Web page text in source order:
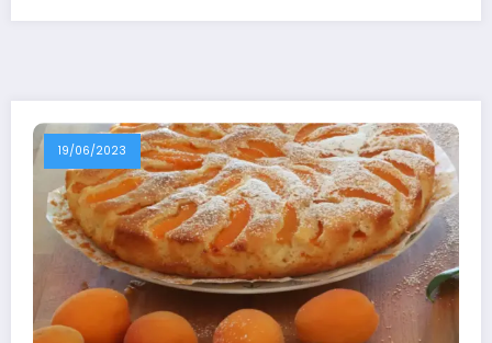
19/06/2023